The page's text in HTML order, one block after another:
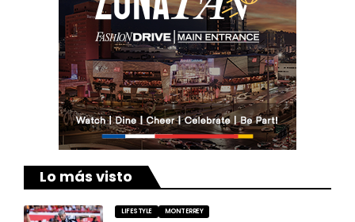
Lo más visto
LIFESTYLE MONTERREY